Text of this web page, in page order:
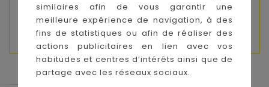
similaires afin de vous garantir une
meilleure expérience de navigation, à des
fins de statistiques ou afin de réaliser des
actions publicitaires en lien avec vos
habitudes et centres d’intérêts ainsi que de
partage avec les réseaux sociaux.
Composition :
Jersey 100% polyester, doublure
100% coton.